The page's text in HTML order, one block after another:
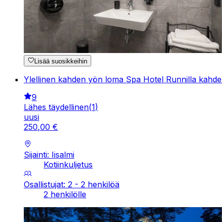
Lisää suosikkeihin
Ylellinen kahden yön loma Spa Hotel Runnilla
9
Lähes täydellinen(1)
uusi
250,00 €
Sijainti: Iisalmi
Kotiinkuljetus
Osallistujat: 2 - 2 henkilöä
2 henkilölle